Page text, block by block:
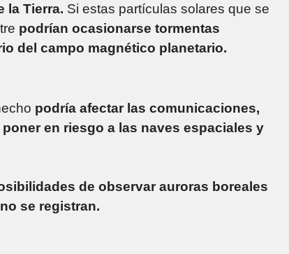
la Tierra. Si estas partículas solares que se
podrían ocasionarse tormentas
del campo magnético planetario.
podría afectar las comunicaciones,
en riesgo a las naves espaciales y
de observarauroras boreales
se registran.